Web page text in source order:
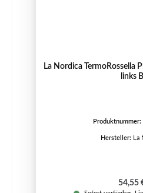
La Nordica TermoRossella
links B
Produktnummer:
Hersteller:
54,55